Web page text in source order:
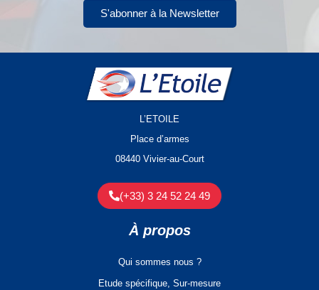
S'abonner à la Newsletter
L’ETOILE
Place d’armes
08440 Vivier-au-Court
(+33) 3 24 52 24 49
À propos
Qui sommes nous ?
Etude spécifique, Sur-mesure